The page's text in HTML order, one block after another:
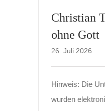
Christian
ohne Gott
26. Juli 2026
Hinweis: Die
wurden